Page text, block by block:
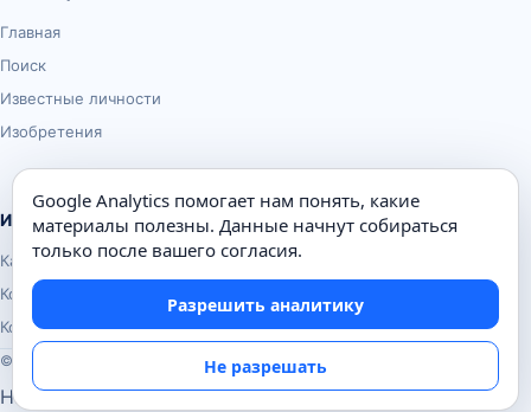
Главная
Поиск
Известные личности
Изобретения
Информация
Карта сайта
Контакты
Конфиденциальность
© Почемуха.ру, 2010–2026
Настройки аналитики
Google Analytics помогает нам понять, какие
материалы полезны. Данные начнут собираться
только после вашего согласия.
Разрешить аналитику
Не разрешать